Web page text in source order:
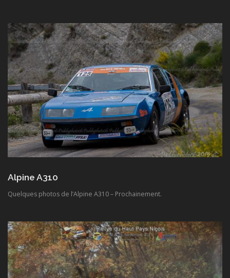
Alpine A310
Quelques photos de l’Alpine A310 – Prochainement.